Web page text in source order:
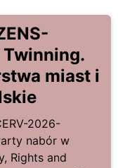
Twinning.
miast i
2026-
nabór w
Rights and